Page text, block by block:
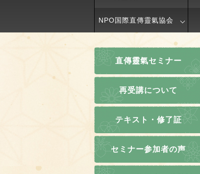
NPO国際直傳靈氣協会
直傳靈氣セミナー
再受講について
テキスト・修了証
セミナー参加者の声